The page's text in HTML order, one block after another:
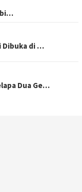
Dibuka di …
Dua Ge…